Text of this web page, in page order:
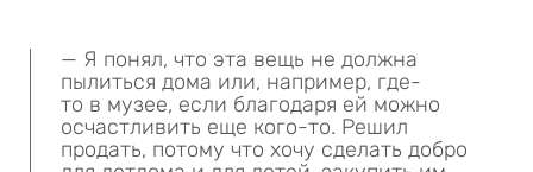
— Я понял, что эта вещь не должна
пылиться дома или, например, где-
то в музее, если благодаря ей можно
осчастливить еще кого-то. Решил
продать, потому что хочу сделать добро